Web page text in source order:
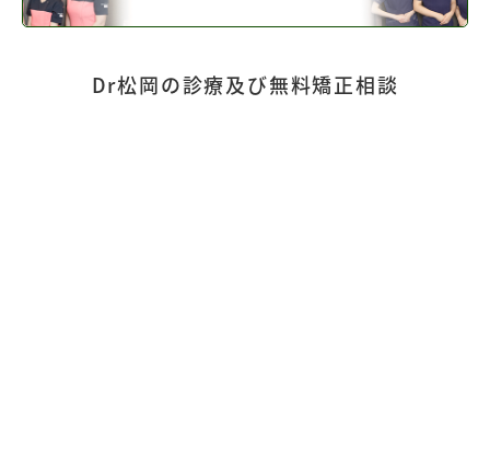
Dr松岡の診療及び無料矯正相談